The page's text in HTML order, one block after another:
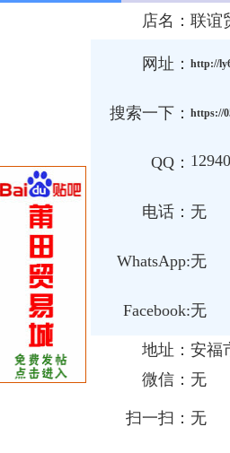
店名： 联谊
网址： http://
搜索一下： https://
QQ：
电话： 无
WhatsApp:无
Facebook:无
地址： 安福
微信： 无
扫一扫： 无